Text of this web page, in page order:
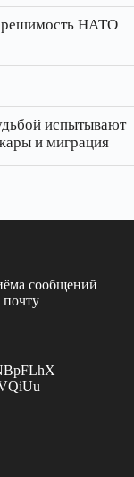
решимость НАТО
испытывают
и миграция
сообщений
почту